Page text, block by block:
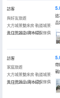
訪客
與好友旅遊
大方城景雙床房·軌道城景·
進口洗護品·實木環保傢俱
入住於2026年06月
這
品
訪客
家庭旅遊
大方城景雙床房·軌道城景·
進口洗護品·實木環保傢俱
入住於2026年06月
帶
親